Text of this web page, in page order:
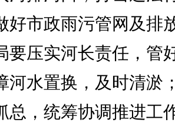
好市政雨污管网及排
要压实河长责任，管
河水置换，及时清淤
总，统筹协调推进工